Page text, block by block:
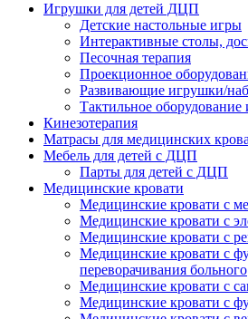
Игрушки для детей ДЦП
Детские настольные игры
Интерактивные столы,
Песочная терапия
Проекционное
Развивающие игрушки/
Тактильное
Кинезотерапия
Матрасы для медицинских
Мебель для детей с ДЦП
Парты для детей с ДЦП
Медицинские кровати
Медицинские кровати с
Медицинские кровати с
Медицинские кровати с
Медицинские кровати с
переворачивания больного
Медицинские кровати с
Медицинские кровати с